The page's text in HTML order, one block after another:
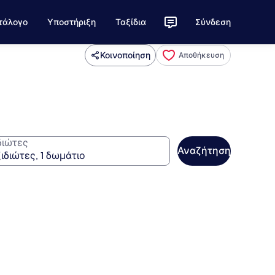
Υποστήριξη Ταξίδια Σύνδεση
Κοινοποίηση Αποθήκευση
Αναζήτηση